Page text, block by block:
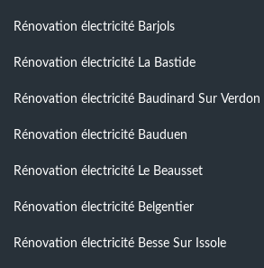
Rénovation électricité Barjols
Rénovation électricité La Bastide
Rénovation électricité Baudinard Sur Verdon
Rénovation électricité Bauduen
Rénovation électricité Le Beausset
Rénovation électricité Belgentier
Rénovation électricité Besse Sur Issole